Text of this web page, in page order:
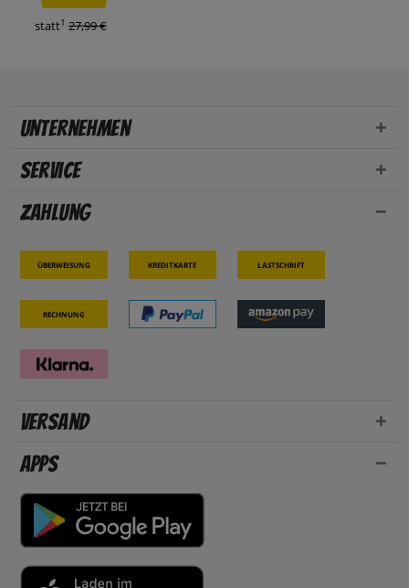
statt1 27,99 €
Unternehmen
Service
Zahlung
Überweisung Kreditkarte Lastschrift
Rechnung
Versand
Apps